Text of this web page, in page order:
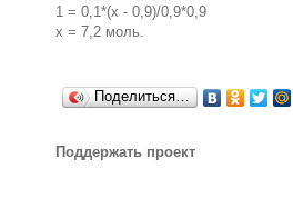
1 = 0,1*(x - 0,9)/0,9*0,9
x = 7,2 моль.
Поделиться…
Поддержать проект